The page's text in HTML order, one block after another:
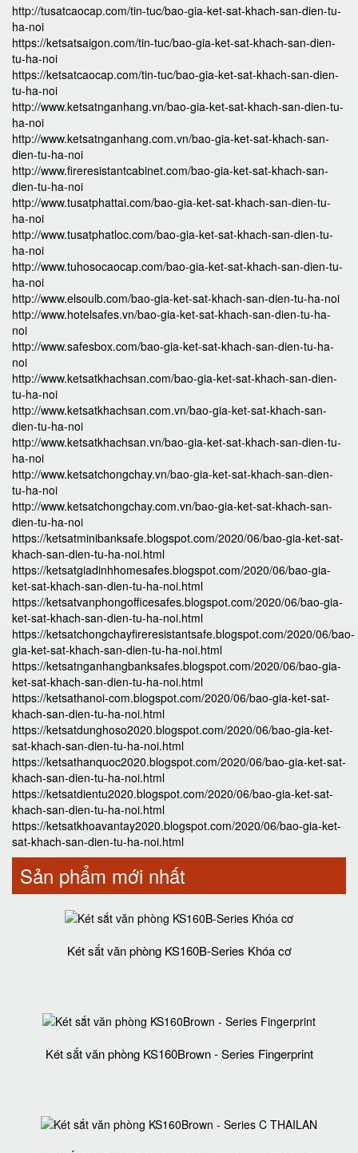
http://tusatcaocap.com/tin-tuc/bao-gia-ket-sat-khach-san-dien-tu-
ha-noi
https://ketsatsaigon.com/tin-tuc/bao-gia-ket-sat-khach-san-dien-
tu-ha-noi
https://ketsatcaocap.com/tin-tuc/bao-gia-ket-sat-khach-san-dien-
tu-ha-noi
http://www.ketsatnganhang.vn/bao-gia-ket-sat-khach-san-dien-tu-
ha-noi
http://www.ketsatnganhang.com.vn/bao-gia-ket-sat-khach-san-
dien-tu-ha-noi
http://www.fireresistantcabinet.com/bao-gia-ket-sat-khach-san-
dien-tu-ha-noi
http://www.tusatphattai.com/bao-gia-ket-sat-khach-san-dien-tu-
ha-noi
http://www.tusatphatloc.com/bao-gia-ket-sat-khach-san-dien-tu-
ha-noi
http://www.tuhosocaocap.com/bao-gia-ket-sat-khach-san-dien-tu-
ha-noi
http://www.elsoulb.com/bao-gia-ket-sat-khach-san-dien-tu-ha-noi
http://www.hotelsafes.vn/bao-gia-ket-sat-khach-san-dien-tu-ha-
noi
http://www.safesbox.com/bao-gia-ket-sat-khach-san-dien-tu-ha-
noi
http://www.ketsatkhachsan.com/bao-gia-ket-sat-khach-san-dien-
tu-ha-noi
http://www.ketsatkhachsan.com.vn/bao-gia-ket-sat-khach-san-
dien-tu-ha-noi
http://www.ketsatkhachsan.vn/bao-gia-ket-sat-khach-san-dien-tu-
ha-noi
http://www.ketsatchongchay.vn/bao-gia-ket-sat-khach-san-dien-
tu-ha-noi
http://www.ketsatchongchay.com.vn/bao-gia-ket-sat-khach-san-
dien-tu-ha-noi
https://ketsatminibanksafe.blogspot.com/2020/06/bao-gia-ket-sat-
khach-san-dien-tu-ha-noi.html
https://ketsatgiadinhhomesafes.blogspot.com/2020/06/bao-gia-
ket-sat-khach-san-dien-tu-ha-noi.html
https://ketsatvanphongofficesafes.blogspot.com/2020/06/bao-gia-
ket-sat-khach-san-dien-tu-ha-noi.html
https://ketsatchongchayfireresistantsafe.blogspot.com/2020/06/bao-
gia-ket-sat-khach-san-dien-tu-ha-noi.html
https://ketsatnganhangbanksafes.blogspot.com/2020/06/bao-gia-
ket-sat-khach-san-dien-tu-ha-noi.html
https://ketsathanoi-com.blogspot.com/2020/06/bao-gia-ket-sat-
khach-san-dien-tu-ha-noi.html
https://ketsatdunghoso2020.blogspot.com/2020/06/bao-gia-ket-
sat-khach-san-dien-tu-ha-noi.html
https://ketsathanquoc2020.blogspot.com/2020/06/bao-gia-ket-sat-
khach-san-dien-tu-ha-noi.html
https://ketsatdientu2020.blogspot.com/2020/06/bao-gia-ket-sat-
khach-san-dien-tu-ha-noi.html
https://ketsatkhoavantay2020.blogspot.com/2020/06/bao-gia-ket-
sat-khach-san-dien-tu-ha-noi.html
Sản phẩm mới nhất
Két sắt văn phòng KS160B-Series Khóa cơ
Két sắt văn phòng KS160Brown - Series Fingerprint